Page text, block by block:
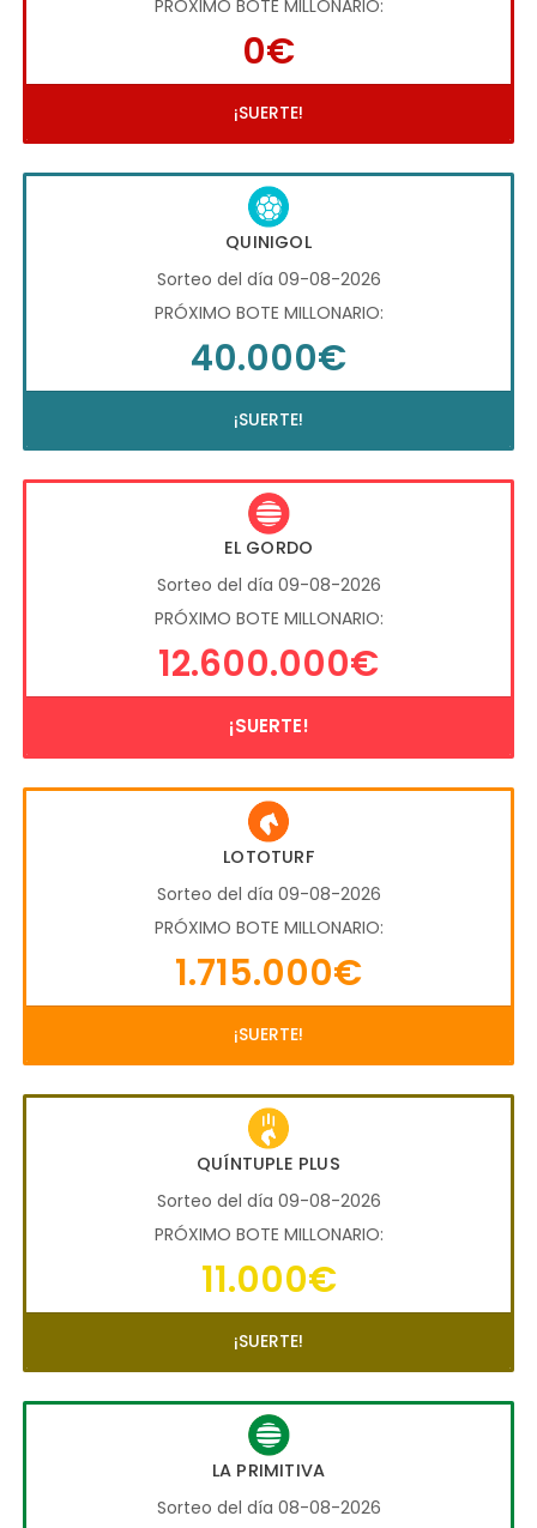
PRÓXIMO BOTE MILLONARIO:
0€
¡SUERTE!
QUINIGOL
Sorteo del día 09-08-2026
PRÓXIMO BOTE MILLONARIO:
40.000€
¡SUERTE!
EL GORDO
Sorteo del día 09-08-2026
PRÓXIMO BOTE MILLONARIO:
12.600.000€
¡SUERTE!
LOTOTURF
Sorteo del día 09-08-2026
PRÓXIMO BOTE MILLONARIO:
1.715.000€
¡SUERTE!
QUÍNTUPLE PLUS
Sorteo del día 09-08-2026
PRÓXIMO BOTE MILLONARIO:
11.000€
¡SUERTE!
LA PRIMITIVA
Sorteo del día 08-08-2026